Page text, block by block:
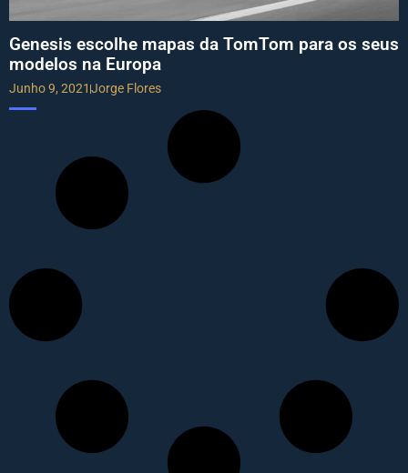
Genesis escolhe mapas da TomTom para os seus
modelos na Europa
Junho 9, 2021 Jorge Flores